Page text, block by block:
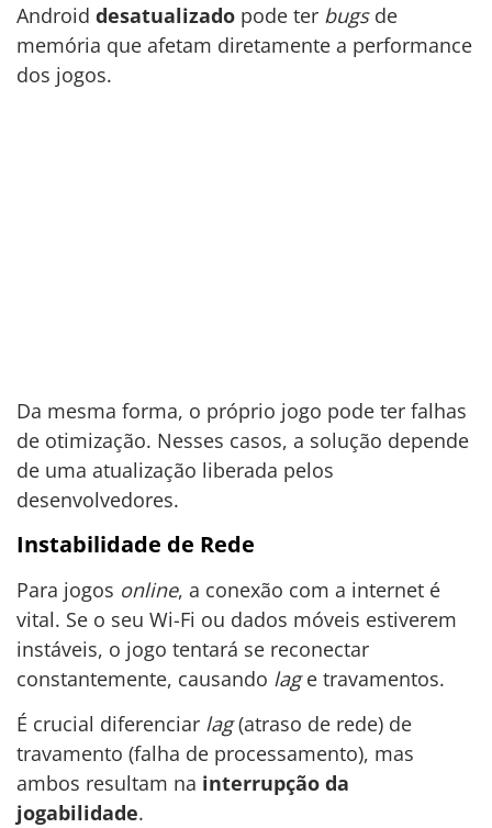
Android desatualizado pode ter bugsde
memória que afetam diretamente a performance
dos jogos.
Da mesma forma, o próprio jogo pode ter falhas
de otimização. Nesses casos, a solução depende
de uma atualização liberada pelos
desenvolvedores.
Instabilidade de Rede
Para jogos online, a conexão com a internet é
vital. Se o seu Wi-Fi ou dados móveis estiverem
instáveis, o jogo tentará se reconectar
constantemente, causando lage travamentos.
É crucial diferenciar lag(atraso de rede) de
travamento (falha de processamento), mas
ambos resultam na interrupção da
jogabilidade.